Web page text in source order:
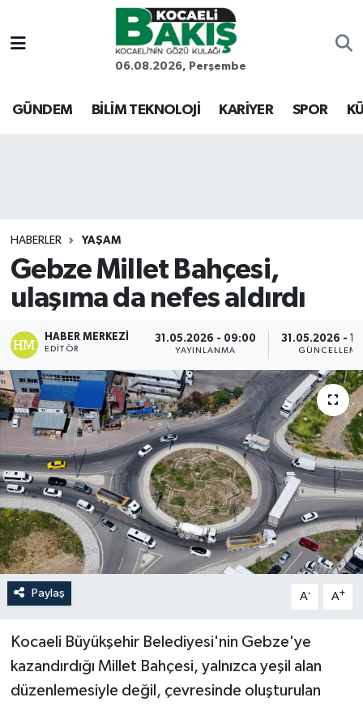
06.08.2026, Perşembe
GÜNDEM BİLİM TEKNOLOJİ KARİYER SPOR
HABERLER YAŞAM
Gebze Millet Bahçesi,
ulaşıma da nefes aldırdı
HABER MERKEZI
EDITÖR
31.05.2026 - 09:00
YAYINLANMA
31.05.2026 -
GÜNCELLEME
Paylaş A- A+
Kocaeli Büyükşehir Belediyesi'nin Gebze'ye
kazandırdığı Millet Bahçesi, yalnızca yeşil alan
düzenlemesiyle değil, çevresinde oluşturulan
Kocaeli Nöbetçi Eczaneler
Kocaeli Hava Durumu
Son Dakika Haberleri
Haber Arşivi